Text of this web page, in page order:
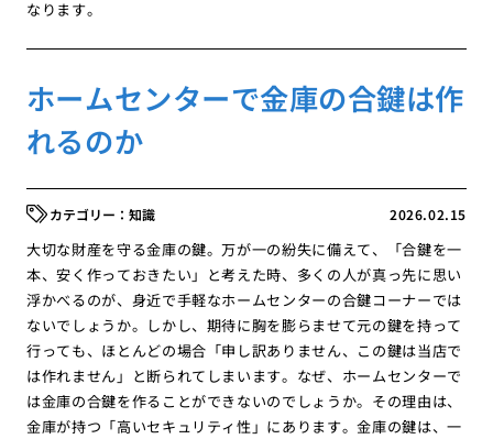
なります。
ホームセンターで金庫の合鍵は作
れるのか
2026.02.15
知識
大切な財産を守る金庫の鍵。万が一の紛失に備えて、「合鍵を一
本、安く作っておきたい」と考えた時、多くの人が真っ先に思い
浮かべるのが、身近で手軽なホームセンターの合鍵コーナーでは
ないでしょうか。しかし、期待に胸を膨らませて元の鍵を持って
行っても、ほとんどの場合「申し訳ありません、この鍵は当店で
は作れません」と断られてしまいます。なぜ、ホームセンターで
は金庫の合鍵を作ることができないのでしょうか。その理由は、
金庫が持つ「高いセキュリティ性」にあります。金庫の鍵は、一